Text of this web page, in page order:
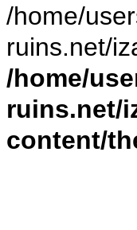
/home/
ruins.net/
/home/
ruins.net/
content/